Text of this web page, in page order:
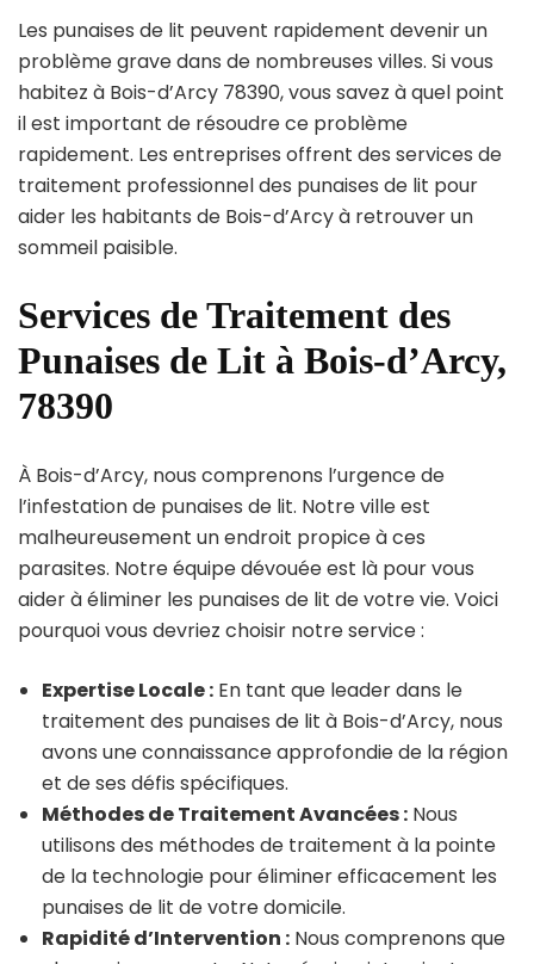
Les punaises de lit peuvent rapidement devenir un
problème grave dans de nombreuses villes. Si vous
habitez à Bois-d’Arcy 78390, vous savez à quel point
il est important de résoudre ce problème
rapidement. Les entreprises offrent des services de
traitement professionnel des punaises de lit pour
aider les habitants de Bois-d’Arcy à retrouver un
sommeil paisible.
Services de Traitement des
Punaises de Lit à Bois-d’Arcy,
78390
À Bois-d’Arcy, nous comprenons l’urgence de
l’infestation de punaises de lit. Notre ville est
malheureusement un endroit propice à ces
parasites. Notre équipe dévouée est là pour vous
aider à éliminer les punaises de lit de votre vie. Voici
pourquoi vous devriez choisir notre service :
Expertise Locale : En tant que leader dans le
traitement des punaises de lit à Bois-d’Arcy, nous
avons une connaissance approfondie de la région
et de ses défis spécifiques.
Méthodes de Traitement Avancées : Nous
utilisons des méthodes de traitement à la pointe
de la technologie pour éliminer efficacement les
punaises de lit de votre domicile.
Rapidité d’Intervention : Nous comprenons que